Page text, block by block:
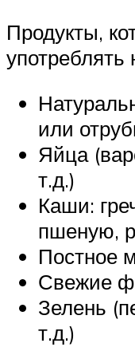
Продукты,
употреблять
или
Яйца
т.д.)
Каши:
пшеную,
Постное
Свежие
Зелень
т.д.)